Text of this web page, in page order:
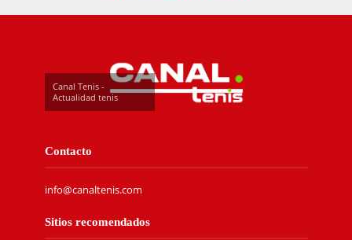
Canal Tenis -
Actualidad tenis
Contacto
info@canaltenis.com
Sitios recomendados